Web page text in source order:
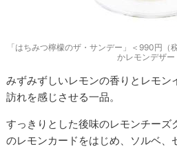
「はちみつ檸檬のザ・サンデー」＜990円
かレモンデザー
みずみずしいレモンの香りとレモン
訪れを感じさせる一品。
すっきりとした後味のレモンチーズ
のレモンカードをはじめ、ソルベ、